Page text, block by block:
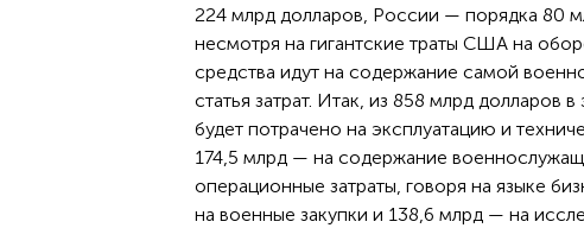
224 млрд долларов, России — порядка 80
несмотря на гигантские траты США на
средства идут на содержание самой
статья затрат. Итак, из 858 млрд долларов
будет потрачено на эксплуатацию и
174,5 млрд — на содержание
операционные затраты, говоря на языке
на военные закупки и 138,6 млрд — на